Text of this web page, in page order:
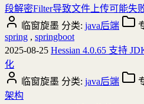
段解密Filter导致文件上传可能失
临窗旋墨 分类: java后端
spring , springboot
2025-08-25 Hessian 4.0.65 支持
化
临窗旋墨 分类: java后端
架构